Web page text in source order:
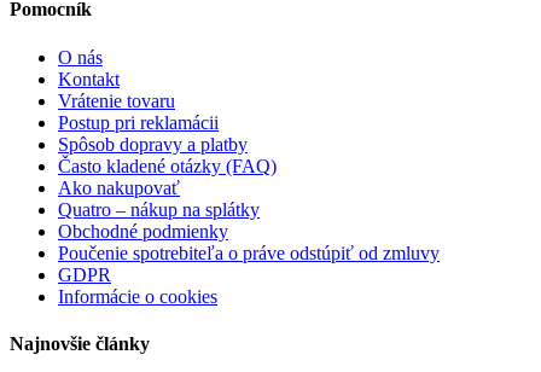
Pomocník
O nás
Kontakt
Vrátenie tovaru
Postup pri reklamácii
Spôsob dopravy a platby
Často kladené otázky (FAQ)
Ako nakupovať
Quatro – nákup na splátky
Obchodné podmienky
Poučenie spotrebiteľa o práve odstúpiť od zmluvy
GDPR
Informácie o cookies
Najnovšie články